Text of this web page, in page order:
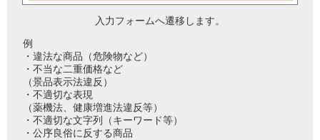
入力フォームへ遷移します。
例
・違法な商品（危険物など）
・不当な二重価格など
（景品表示法違反）
・不適切な表現
（薬機法、健康増進法違反等）
・不適切な文字列（キーワード等）
・公序良俗に反する商品